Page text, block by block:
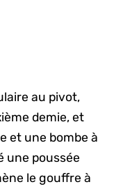
au pivot,
demie, et
et une bombe à
une poussée
le gouffre à